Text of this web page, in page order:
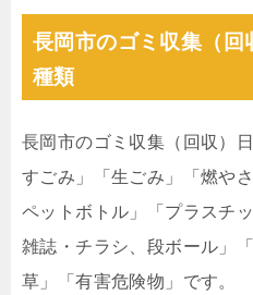
長岡市のゴミ収集（
種類
長岡市のゴミ収集（回収）
すごみ」「生ごみ」「燃や
ペットボトル」「プラスチ
雑誌・チラシ、段ボール」
草」「有害危険物」です。